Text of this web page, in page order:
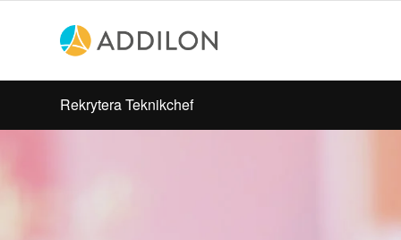
Rekrytera Teknikchef